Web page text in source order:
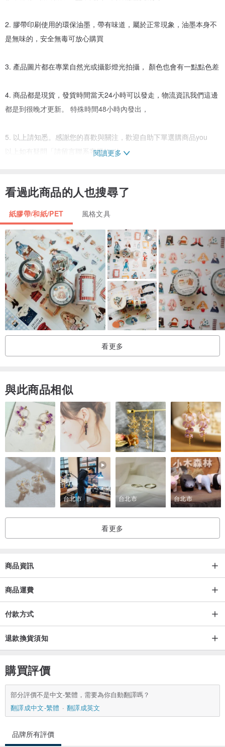
2. 膠帶印刷使用的環保油墨，帶有味道，屬於正常現象，油墨本身不
是無味的，安全無毒可放心購買
3. 產品圖片都在專業自然光或攝影燈光拍攝， 顏色也會有一點點色差
4. 商品都是現貨，發貨時間當天24小時可以發走，物流資訊我們這邊
都是到很晚才更新。 特殊時間48小時內發出，
5. 以上請知悉。感謝您的喜歡與關注，歡迎自助下單選購商品you
以上如有疑問「請留言聯系客服(^o^)」
閱讀更多
看過此商品的人也搜尋了
紙膠帶/和紙/PET 風格文具
看更多
與此商品相似
台北市 台北市 台北市
看更多
商品資訊
商品運費
付款方式
退款換貨須知
購買評價
部分評價不是中文-繁體，需要為你自動翻譯嗎？
翻譯成中文-繁體
翻譯成英文
品牌所有評價